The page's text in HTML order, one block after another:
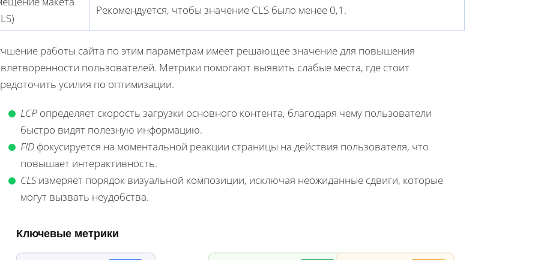
Рекомендуется, чтобы значение CLS было менее 0,1.
работы сайта по этим параметрам имеет решающее значение для повышения
пользователей. Метрики помогают выявить слабые места, где стоит
усилия по оптимизации.
LCP определяет скорость загрузки основного контента, благодаря чему пользователи
быстро видят полезную информацию.
FID фокусируется на моментальной реакции страницы на действия пользователя, что
повышает интерактивность.
CLSизмеряет порядок визуальной композиции, исключая неожиданные сдвиги, которые
могут вызвать неудобства.
Ключевые метрики